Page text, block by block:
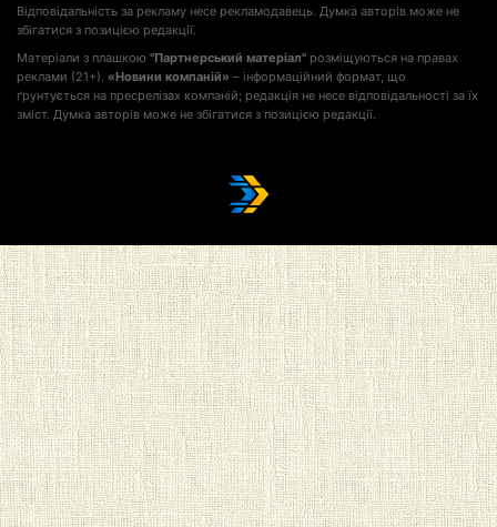
Відповідальність за рекламу несе рекламодавець. Думка авторів може не
збігатися з позицією редакції.
Матеріали з плашкою "Партнерський матеріал" розміщуються на правах
реклами (21+). «Новини компаній» – інформаційний формат, що
ґрунтується на пресрелізах компаній; редакція не несе відповідальності за їх
зміст. Думка авторів може не збігатися з позицією редакції.